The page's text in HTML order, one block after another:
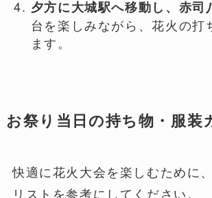
夕方に大城駅へ移動し、赤司
台を楽しみながら、花火の打
ます。
お祭り当日の持ち物・服装
快適に花火大会を楽しむために
リストを参考にしてください。